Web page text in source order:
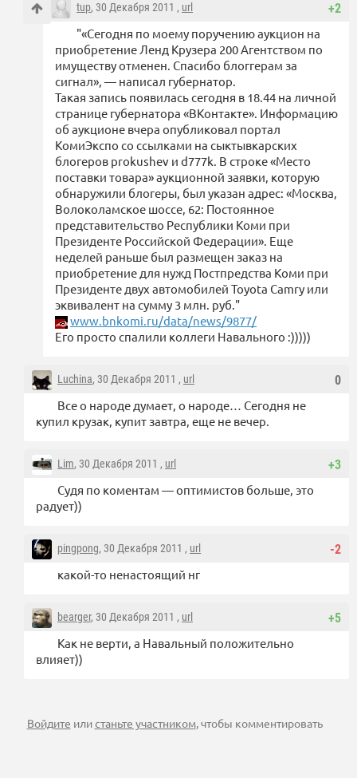
+2
tup, 30 Декабря 2011 , url
"«Сегодня по моему поручению аукцион на
приобретение Ленд Крузера 200 Агентством по
имуществу отменен. Спасибо блоггерам за
сигнал», — написал губернатор.
Такая запись появилась сегодня в 18.44 на личной
странице губернатора «ВКонтакте». Информацию
об аукционе вчера опубликовал портал
КомиЭкспо со ссылками на сыктывкарских
блогеров prokushev и d777k. В строке «Место
поставки товара» аукционной заявки, которую
обнаружили блогеры, был указан адрес: «Москва,
Волоколамское шоссе, 62: Постоянное
представительство Республики Коми при
Президенте Российской Федерации». Еще
неделей раньше был размещен заказ на
приобретение для нужд Постпредства Коми при
Президенте двух автомобилей Toyota Camry или
эквивалент на сумму 3 млн. руб."
www.bnkomi.ru/data/news/9877/
Его просто спалили коллеги Навального :)))))
0
Luchina, 30 Декабря 2011 , url
Все о народе думает, о народе… Сегодня не
купил крузак, купит завтра, еще не вечер.
+3
Lim, 30 Декабря 2011 , url
Судя по коментам — оптимистов больше, это
радует))
-2
pingpong, 30 Декабря 2011 , url
какой-то ненастоящий нг
+5
bearger, 30 Декабря 2011 , url
Как не верти, а Навальный положительно
влияет))
Войдите илистаньте участником, чтобы комментировать